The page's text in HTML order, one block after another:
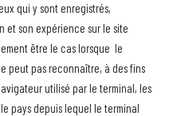
qui y sont enregistrés,
et son expérience sur le site
être le cas lorsque le
peut pas reconnaître, à des fins
utilisé par le terminal, les
pays depuis lequel le terminal